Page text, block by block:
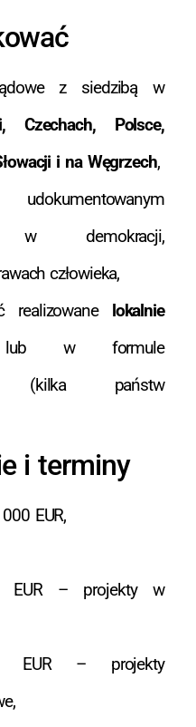
z siedzibą w
Czechach, Polsce,
i na Węgrzech,
w demokracji,
człowieka,
realizowane lokalnie
w formule
państw
i terminy
EUR,
EUR – projekty w
EUR – projekty